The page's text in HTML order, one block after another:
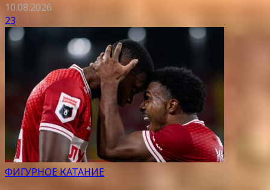
10.08.2026
23
ФИГУРНОЕ КАТАНИЕ